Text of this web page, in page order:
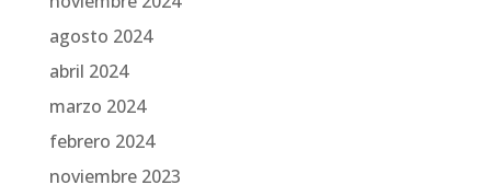
agosto 2024
abril 2024
marzo 2024
febrero 2024
noviembre 2023